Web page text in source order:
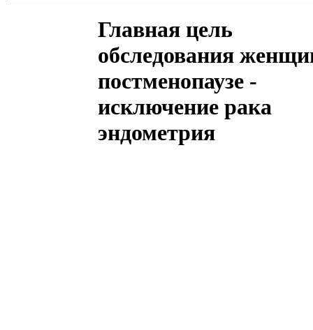
Главная цель
обследования
постменопаузе -
исключение рака
эндометрия